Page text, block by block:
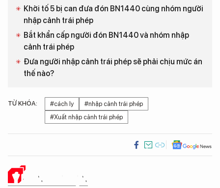
Khởi tố 5 bị can đưa đón BN1440 cùng nhóm người
nhập cảnh trái phép
Bắt khẩn cấp người đón BN1440 và nhóm nhập
cảnh trái phép
Đưa người nhập cảnh trái phép sẽ phải chịu mức án
thế nào?
TỪ KHÓA: #cách ly
#nhập cảnh trái phép
#Xuất nhập cảnh trái phép
Ý KIẾN CỦA BẠN